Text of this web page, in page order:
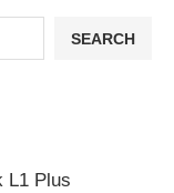
SEARCH
L1 Plus